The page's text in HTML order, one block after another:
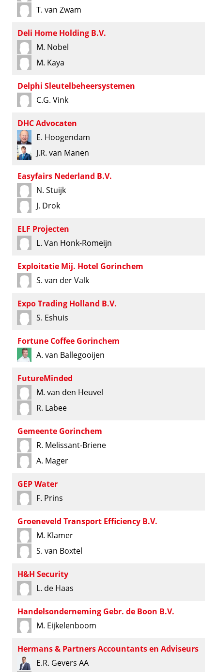
T. van Zwam
Deli Home Holding B.V.
M. Nobel
M. Kaya
Delphi Sleutelbeheersystemen
C.G. Vink
DHC Advocaten
E. Hoogendam
J.R. van Manen
Easyfairs Nederland B.V.
N. Stuijk
J. Drok
ELF Projecten
L. Van Honk-Romeijn
Exploitatie Mij. Hotel Gorinchem
S. van der Valk
Expo Trading Holland B.V.
S. Eshuis
Fortune Coffee Gorinchem
A. van Ballegooijen
FutureMinded
M. van den Heuvel
R. Labee
Gemeente Gorinchem
R. Melissant-Briene
A. Mager
GEP Water
F. Prins
Groeneveld Transport Efficiency B.V.
M. Klamer
S. van Boxtel
H&H Security
L. de Haas
Handelsonderneming Gebr. de Boon B.V.
M. Eijkelenboom
Hermans & Partners Accountants en Adviseurs
E.R. Gevers AA